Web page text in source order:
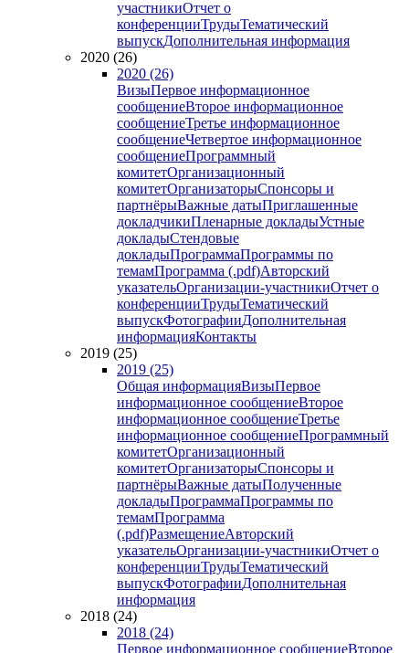
участникиОтчет о
конференцииТрудыТематический
выпускДополнительная информация
2020 (26)
2020 (26)
ВизыПервое информационное
сообщениеВторое информационное
сообщениеТретье информационное
сообщениеЧетвертое информационное
сообщениеПрограммный
комитетОрганизационный
комитетОрганизаторыСпонсоры и
партнёрыВажные датыПриглашенные
докладчикиПленарные докладыУстные
докладыСтендовые
докладыПрограммаПрограммы по
темамПрограмма (.pdf)Авторский
указательОрганизации-участникиОтчет о
конференцииТрудыТематический
выпускФотографииДополнительная
информацияКонтакты
2019 (25)
2019 (25)
Общая информацияВизыПервое
информационное сообщениеВторое
информационное сообщениеТретье
информационное сообщениеПрограммный
комитетОрганизационный
комитетОрганизаторыСпонсоры и
партнёрыВажные датыПолученные
докладыПрограммаПрограммы по
темамПрограмма
(.pdf)РазмещениеАвторский
указательОрганизации-участникиОтчет о
конференцииТрудыТематический
выпускФотографииДополнительная
информация
2018 (24)
2018 (24)
Первое информационное сообщениеВторое